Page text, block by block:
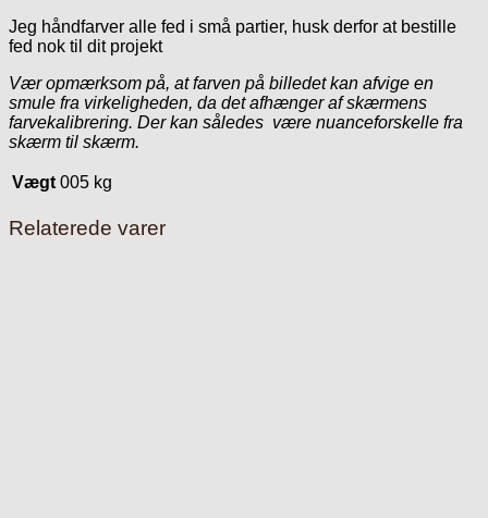
Jeg håndfarver alle fed i små partier, husk derfor at bestille
fed nok til dit projekt
Vær opmærksom på, at farven på billedet kan afvige en
smule fra virkeligheden, da det afhænger af skærmens
farvekalibrering. Der kan således være nuanceforskelle fra
skærm til skærm.
Vægt 005 kg
Relaterede varer